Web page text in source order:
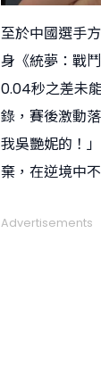
至於中國選手
身《統夢：戰
0.04秒之差未
錄，賽後激動
我吳艷妮的！
棄，在逆境中
Advertisements